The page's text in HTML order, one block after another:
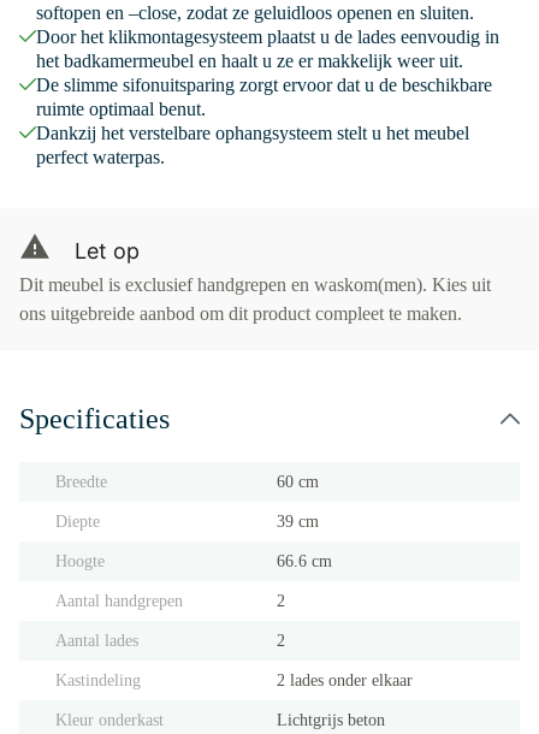
softopen en –close, zodat ze geluidloos openen en sluiten.
Door het klikmontagesysteem plaatst u de lades eenvoudig in
het badkamermeubel en haalt u ze er makkelijk weer uit.
De slimme sifonuitsparing zorgt ervoor dat u de beschikbare
ruimte optimaal benut.
Dankzij het verstelbare ophangsysteem stelt u het meubel
perfect waterpas.
Let op
Dit meubel is exclusief handgrepen en waskom(men). Kies uit
ons uitgebreide aanbod om dit product compleet te maken.
Specificaties
Breedte 60 cm
Diepte 39 cm
Hoogte 66.6 cm
Aantal handgrepen 2
Aantal lades 2
Kastindeling 2 lades onder elkaar
Kleur onderkast Lichtgrijs beton